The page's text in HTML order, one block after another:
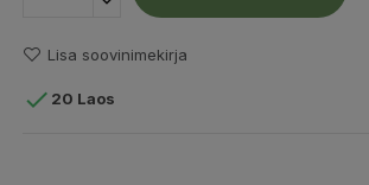
Lisa soovinimekirja
 20 Laos